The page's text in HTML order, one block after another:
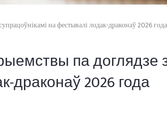
на фестывалі лодак-драконаў 2026 года
па доглядзе
драконаў 2026 года